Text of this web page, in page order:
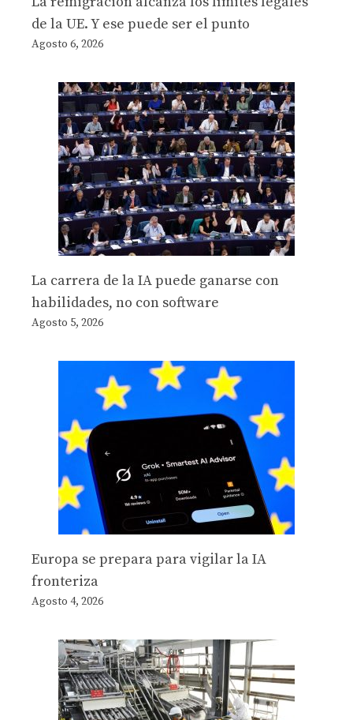
de la UE. Y ese puede ser el punto
Agosto 6, 2026
La carrera de la IA puede ganarse con
habilidades, no con software
Agosto 5, 2026
Europa se prepara para vigilar la IA
fronteriza
Agosto 4, 2026